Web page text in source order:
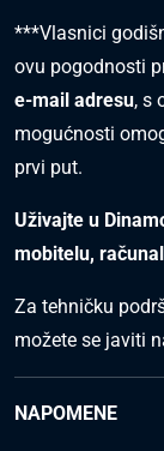
***Vlasnici
ovu pogodnosti
e-mail adresu, s
mogućnosti
prvi put.
Uživajte u
mobitelu,
Za tehničku
možete se javiti
NAPOMENE